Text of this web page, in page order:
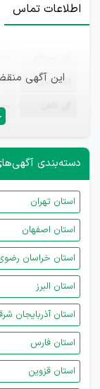
اطلاعات تماس
این آگهی
ایمیل —
—
دسته‌بندی
استان تهران
استان اصفهان
استان خراسان
استان البرز
استان آذربایجان
استان فارس
استان قزوین